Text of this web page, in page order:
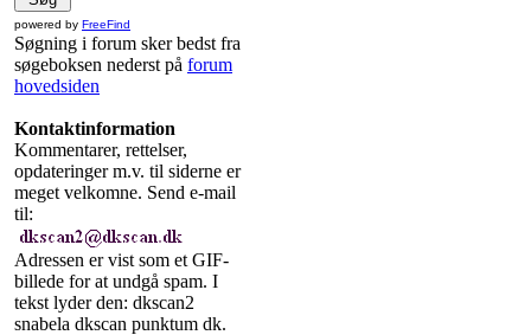
powered by FreeFind
Søgning i forum sker bedst fra
søgeboksen nederst på forum
hovedsiden
Kontaktinformation
Kommentarer, rettelser,
opdateringer m.v. til siderne er
meget velkomne. Send e-mail
til:
Adressen er vist som et GIF-
billede for at undgå spam. I
tekst lyder den: dkscan2
snabela dkscan punktum dk.